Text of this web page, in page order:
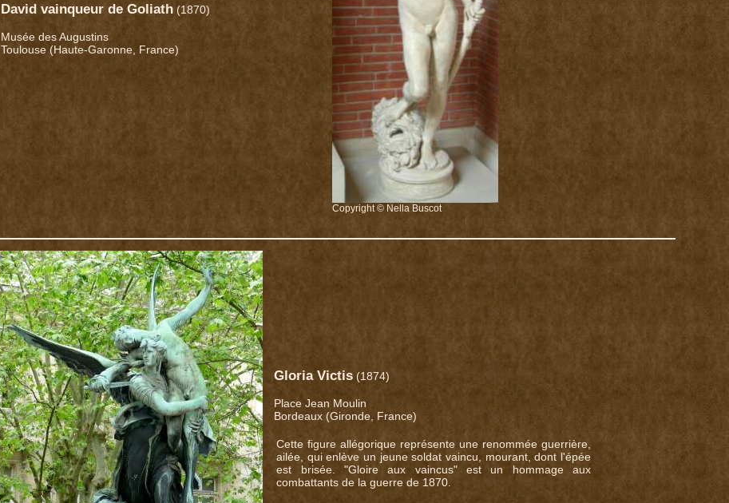
David vainqueur de Goliath(1870)
Musée des Augustins
Toulouse (Haute-Garonne, France)
Copyright © Nella Buscot
Gloria Victis (1874)
Place Jean Moulin
Bordeaux (Gironde, France)
Cette figure allégorique représente une renommée guerrière,
ailée, qui enlève un jeune soldat vaincu, mourant, dont l'épée
est brisée. "Gloire aux vaincus" est un hommage aux
combattants de la guerre de 1870.